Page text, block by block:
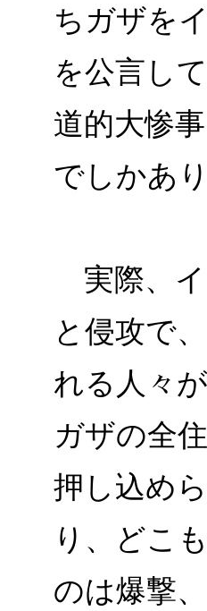
ちガザを
を公言し
道的大惨
でしかあ
実際、イ
と侵攻で
れる人々
ガザの全
押し込め
り、どこ
のは爆撃